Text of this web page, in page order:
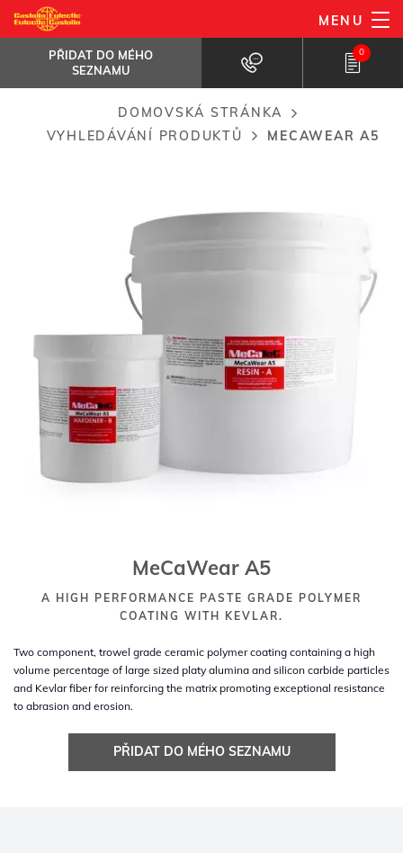
Přejít
k
hlavnímu
obsahu
MENU
PŘIDAT DO MÉHO
SEZNAMU
0
MeCaWear A5
PŘIDAT DO MÉHO SEZNAMU
Breadcrumb
DOMOVSKÁ STRÁNKA
VYHLEDÁVÁNÍ PRODUKTŮ
MECAWEAR A5
MeCaWear A5
A HIGH PERFORMANCE PASTE GRADE POLYMER
COATING WITH KEVLAR.
Two component, trowel grade ceramic polymer coating containing a high
volume percentage of large sized platy alumina and silicon carbide particles
and Kevlar fiber for reinforcing the matrix promoting exceptional resistance
to abrasion and erosion.
PŘIDAT DO MÉHO SEZNAMU